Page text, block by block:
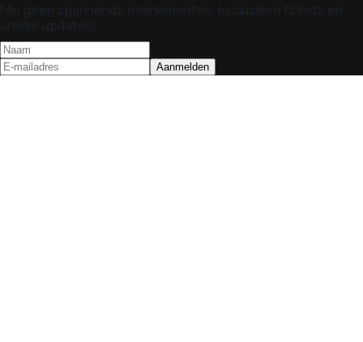
Mis geen spannende evenementen, exclusieve tickets en
unieke updates!